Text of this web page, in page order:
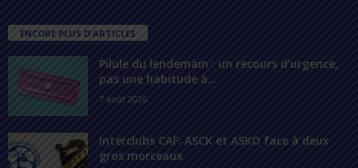
ENCORE PLUS D'ARTICLES
Pilule du lendemain : un recours d’urgence,
pas une habitude à...
7 août 2026
Interclubs CAF: ASCK et ASKO face à deux
gros morceaux